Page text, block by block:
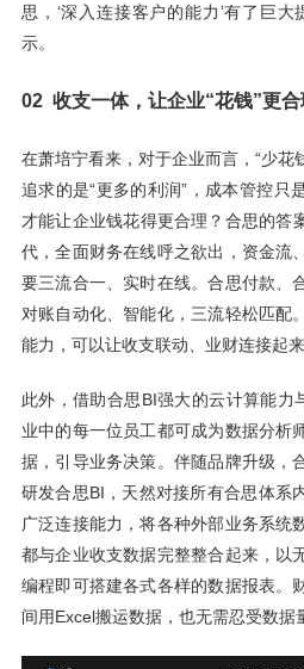
思，‘深入连接客户的能力’有了巨
示。
02 收支一体，让企业“花钱”更合
在萧培宁看来，对于企业而言，“少花
追求的是“更多的利润”，成本管控只
才能让企业钱花得更合理？合思的
代，全面财务在线呼之欲出，资金流
要三流合一、实时在线。合思付款、
对账自动化、智能化，三流轻松匹配
能力，可以让收支联动、业财连接起来
此外，借助合思BI强大的云计算能力
业中的每一位员工都可成为数据分析
据，引导业务决策。伴随品牌升级，
研发合思BI，天然对接所有合思体系
广泛连接能力，将各种外部业务系统
都与企业收支数据完整整合起来，以
编程即可搭建各式各样的数据报表。
间用Excel搬运数据，也无需忍受数据